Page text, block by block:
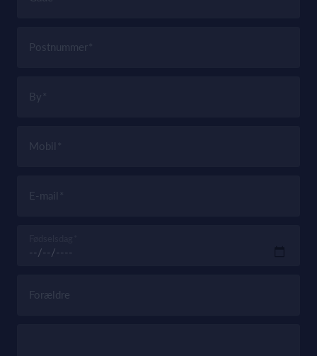
Postnummer
By
Mobil
E-mail
Forældre